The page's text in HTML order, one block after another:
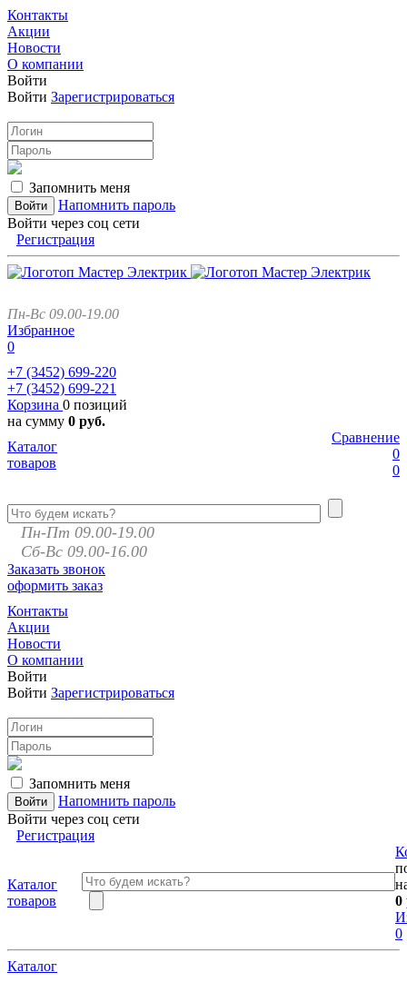
Контакты
Акции
Новости
О компании
Войти
Войти Зарегистрироваться
Запомнить меня
Напомнить пароль
Войти через соц сети
Регистрация
Пн-Вс 09.00-19.00
Избранное
0
+7 (3452) 699-220
+7 (3452) 699-221
Корзина 0 позиций
на сумму 0 руб.
Сравнение
0
0
Каталог
товаров
Пн-Пт 09.00-19.00
Сб-Вс 09.00-16.00
Заказать звонок
оформить заказ
Контакты
Акции
Новости
О компании
Войти
Войти Зарегистрироваться
Запомнить меня
Напомнить пароль
Войти через соц сети
Регистрация
Каталог
товаров
0
0
Каталог